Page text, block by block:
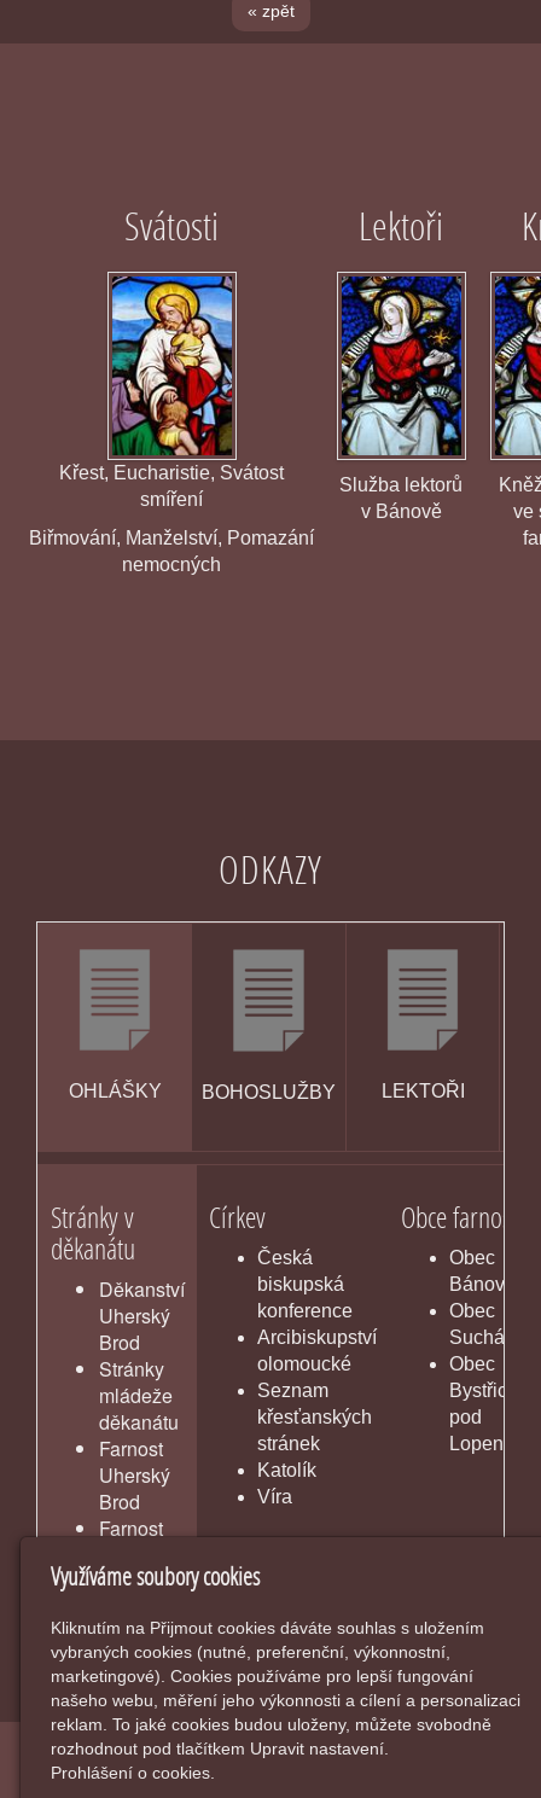
« zpět
Svátosti
Křest, Eucharistie, Svátost
smíření
Biřmování, Manželství, Pomazání
nemocných
Lektoři
Služba lektorů
v Bánově
ve
ODKAZY
OHLÁŠKY BOHOSLUŽBY
LEKTOŘI
Stránky v
děkanátu
Děkanství
Uherský
Brod
Stránky
mládeže
děkanátu
Farnost
Uherský
Brod
Farnost
Církev
Česká
biskupská
konference
Arcibiskupství
olomoucké
Seznam
křesťanských
stránek
Katolík
Víra
Obce farnosti
Obec
Bánov
Obec
Suchá Loz
Obec
Bystřice
pod
© 2026Farnost Bánov
Využíváme soubory cookies
Kliknutím na Přijmout cookies dáváte souhlas s uložením
vybraných cookies (nutné, preferenční, výkonnostní,
marketingové). Cookies používáme pro lepší fungování
našeho webu, měření jeho výkonnosti a cílení a personalizaci
reklam. To jaké cookies budou uloženy, můžete svobodně
rozhodnout pod tlačítkem Upravit nastavení.
Prohlášení o cookies.